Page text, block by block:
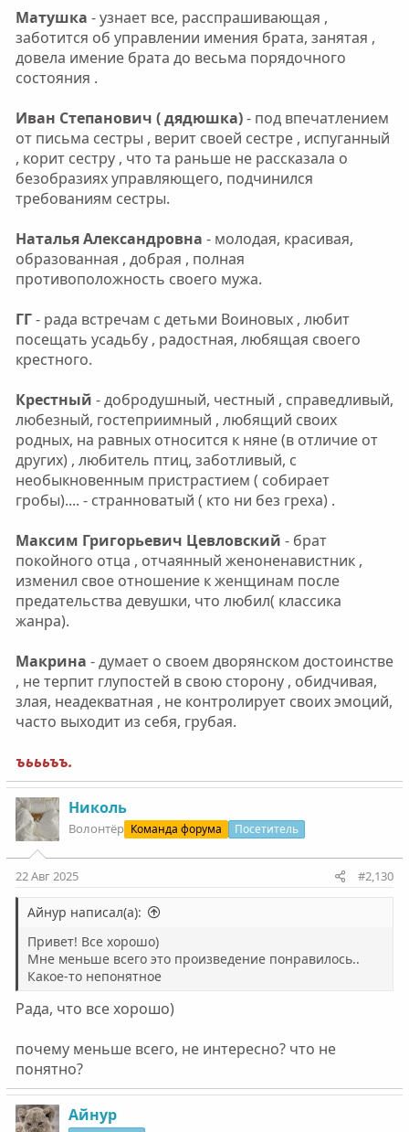
Матушка - узнает все, расспрашивающая ,
заботится об управлении имения брата, занятая ,
довела имение брата до весьма порядочного
состояния .
Иван Степанович ( дядюшка)- под впечатлением
от письма сестры , верит своей сестре , испуганный
, корит сестру , что та раньше не рассказала о
безобразиях управляющего, подчинился
требованиям сестры.
Наталья Александровна - молодая, красивая,
образованная , добрая , полная
противоположность своего мужа.
ГГ- рада встречам с детьми Воиновых , любит
посещать усадьбу , радостная, любящая своего
крестного.
Крестный - добродушный, честный , справедливый,
любезный, гостеприимный , любящий своих
родных, на равных относится к няне (в отличие от
других) , любитель птиц, заботливый, с
необыкновенным пристрастием ( собирает
гробы).... - странноватый ( кто ни без греха) .
Максим Григорьевич Цевловский - брат
покойного отца , отчаянный женоненавистник ,
изменил свое отношение к женщинам после
предательства девушки, что любил( классика
жанра).
Макрина - думает о своем дворянском достоинстве
, не терпит глупостей в свою сторону , обидчивая,
злая, неадекватная , не контролирует своих эмоций,
часто выходит из себя, грубая.
ъьььъъ.
Николь
Волонтëр Команда форума Посетитель
22 Авг 2025 #2,130
Айнур написал(а):
Привет! Все хорошо)
Мне меньше всего это произведение понравилось..
Какое-то непонятное
Рада, что все хорошо)
почему меньше всего, не интересно? что не
понятно?
Айнур